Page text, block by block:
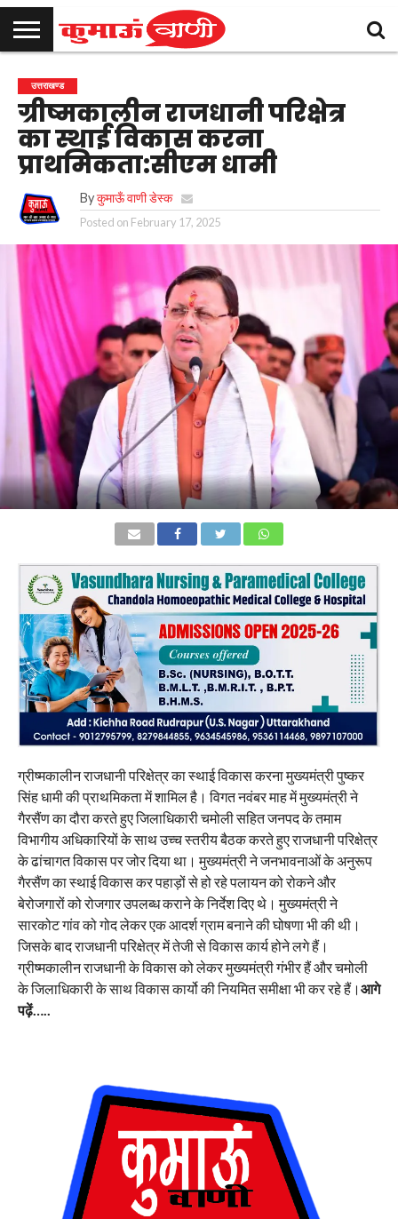
उत्तराखण्ड
राजनीति
मनोरंजन
क्राइम
खेल
समाचार
शिक्षा
स्वास्थ्य
धर्म-
संस्कृति
चुनाव
विज्ञापन
संपर्क
करें
उत्तराखण्ड
ग्रीष्मकालीन राजधानी परिक्षेत्र
का स्थाई विकास करना
प्राथमिकता:सीएम धामी
By कुमाऊँ वाणी डेस्क
Posted on February 17, 2025
ग्रीष्मकालीन राजधानी परिक्षेत्र का स्थाई विकास करना मुख्यमंत्री पुष्कर
सिंह धामी की प्राथमिकता में शामिल है। विगत नवंबर माह में मुख्यमंत्री ने
गैरसैंण का दौरा करते हुए जिलाधिकारी चमोली सहित जनपद के तमाम
विभागीय अधिकारियों के साथ उच्च स्तरीय बैठक करते हुए राजधानी परिक्षेत्र
के ढांचागत विकास पर जोर दिया था। मुख्यमंत्री ने जनभावनाओं के अनुरूप
गैरसैंण का स्थाई विकास कर पहाड़ों से हो रहे पलायन को रोकने और
बेरोजगारों को रोजगार उपलब्ध कराने के निर्देश दिए थे। मुख्यमंत्री ने
सारकोट गांव को गोद लेकर एक आदर्श ग्राम बनाने की घोषणा भी की थी।
जिसके बाद राजधानी परिक्षेत्र में तेजी से विकास कार्य होने लगे हैं।
ग्रीष्मकालीन राजधानी के विकास को लेकर मुख्यमंत्री गंभीर हैं और चमोली
के जिलाधिकारी के साथ विकास कार्यो की नियमित समीक्षा भी कर रहे हैं। आगे
पढ़ें…..